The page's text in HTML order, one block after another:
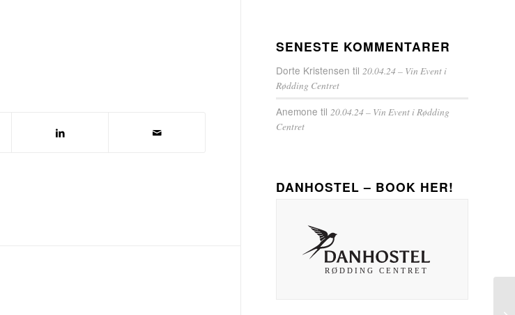
SENESTE KOMMENTARER
Dorte Kristensen til20.04.24 – Vin Event i
Rødding Centret
Anemone til20.04.24 – Vin Event i Rødding
Centret
DANHOSTEL – BOOK HER!